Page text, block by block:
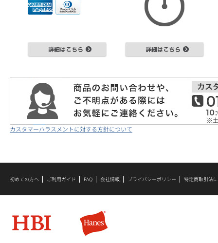
カスタマーハラスメントに対する方針について
初めての方へ ご利用ガイド FAQ 会社情報 プライバシーポリシー 特定商取引法